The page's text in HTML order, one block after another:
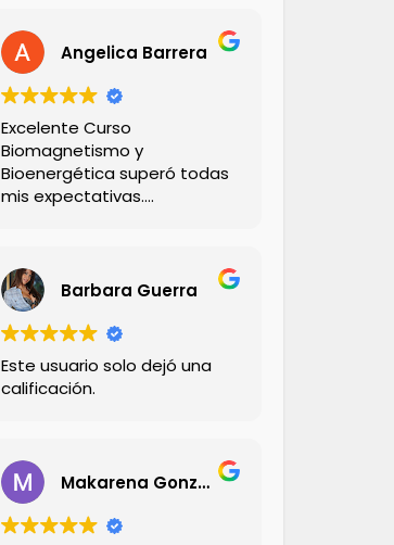
Angelica Barrera
Excelente Curso
Biomagnetismo y
Bioenergética superó todas
mis expectativas.
Explica con claridad,
creatividad y empatía ,
didactico con sus ejemplos
,su comunicación con los
alumnos es muy profesional!
Me encantó 💯%
Recomendado!
Barbara Guerra
Este usuario solo dejó una
calificación.
Makarena Gonzalez Dinamarca